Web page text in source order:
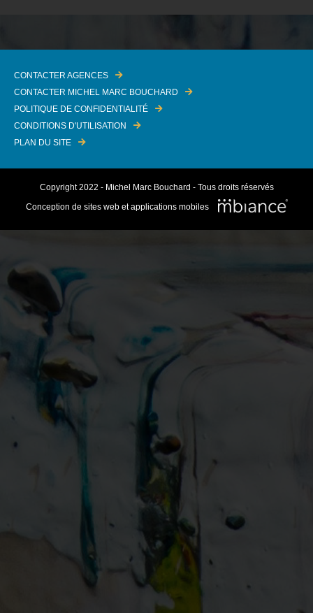
CONTACTER AGENCES
CONTACTER MICHEL MARC BOUCHARD
POLITIQUE DE CONFIDENTIALITÉ
CONDITIONS D'UTILISATION
PLAN DU SITE
Copyright 2022 - Michel Marc Bouchard - Tous droits réservés
Conception de sites web et applications mobiles